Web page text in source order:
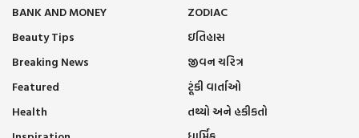
BANK AND MONEY
Beauty Tips
Breaking News
Featured
Health
ZODIAC
ઇતિહાસ
જીવન ચરિત્ર
ટૂંકી વાર્તાઓ
તથ્યો અને હકીકતો